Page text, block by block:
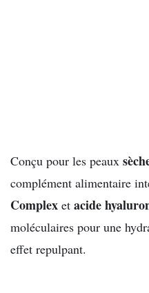
Conçu pour les peaux
complément alimentaire
Complex et acide
moléculaires pour une
effet repulpant.